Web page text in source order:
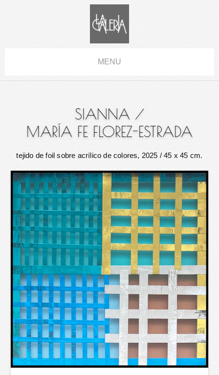
MENU
SIANNA /
MARÍA FE FLOREZ-ESTRADA
tejido de foil sobre acrílico de colores, 2025 / 45 x 45 cm.